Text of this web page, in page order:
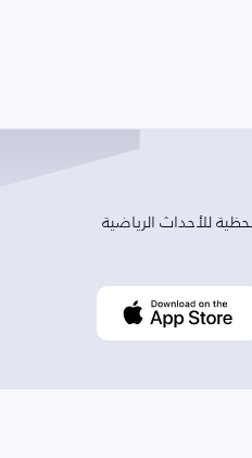
للأحداث الرياضية